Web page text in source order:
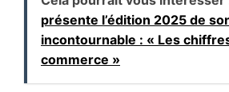
présente l’édition 2025 de
incontournable : « Les
commerce »